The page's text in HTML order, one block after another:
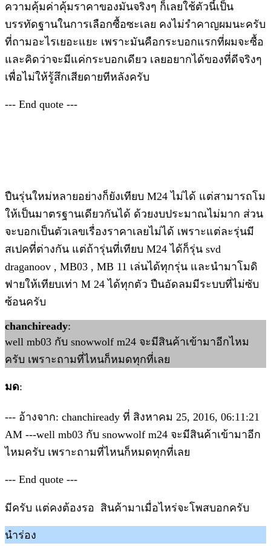
ความคุ้มค่าคุ้มราคาของมันจริงๆ ก็เลยใช้ตัวนี้เป็น
บรรทัดฐานในการเลือกซื้อซะเลย คงไม่รำคาญผมนะครับ
ที่ถามอะไรเยอะแยะ เพราะมันคือกระบอกแรกที่ผมจะซื้อ
และคิดว่าจะมีแค่กระบอกเดียว เลยอยากได้ของที่ดีจริงๆ
เพื่อไม่ให้รู้สึกเสียดายทีหลังครับ
--- End quote ---
ปืนรุ่นใหม่หลายอย่างก็ยังเทียบ M24 ไม่ได้ แต่สามารถโม
ให้เป็นมาตรฐานเดียวกันได้ ด้วยงบประมาณไม่มาก ส่วน
จะบอกเป็นตัวเลขเรื่องราคาเลยไม่ได้ เพราะแต่ละรุ่นมี
สเปคที่ต่างกัน แต่ถ้ารุ่นที่เทียบ M24 ได้ก็รุ่น svd
draganoov , MB03 , MB 11 เล่นได้ทุกรุ่น และนำมาโมดิ
ฟายให้เทียบเท่า M 24 ได้ทุกตัว ปืนอัดลมมีระบบที่ไม่ซับ
ซ้อนครับ
chanchiready:
well mb03 กับ snowwolf m24 จะมีสินค้าเข้ามาอีกไหม
ครับ เพราะถามที่ไหนก็หมดทุกที่เลย
มด:
--- อ้างจาก: chanchiready ที่ สิงหาคม 25, 2016, 06:11:21
AM ---well mb03 กับ snowwolf m24 จะมีสินค้าเข้ามาอีก
ไหมครับ เพราะถามที่ไหนก็หมดทุกที่เลย
--- End quote ---
มีครับ แต่คงต้องรอ สินค้ามาเมื่อไหร่จะโพสบอกครับ
นำร่อง